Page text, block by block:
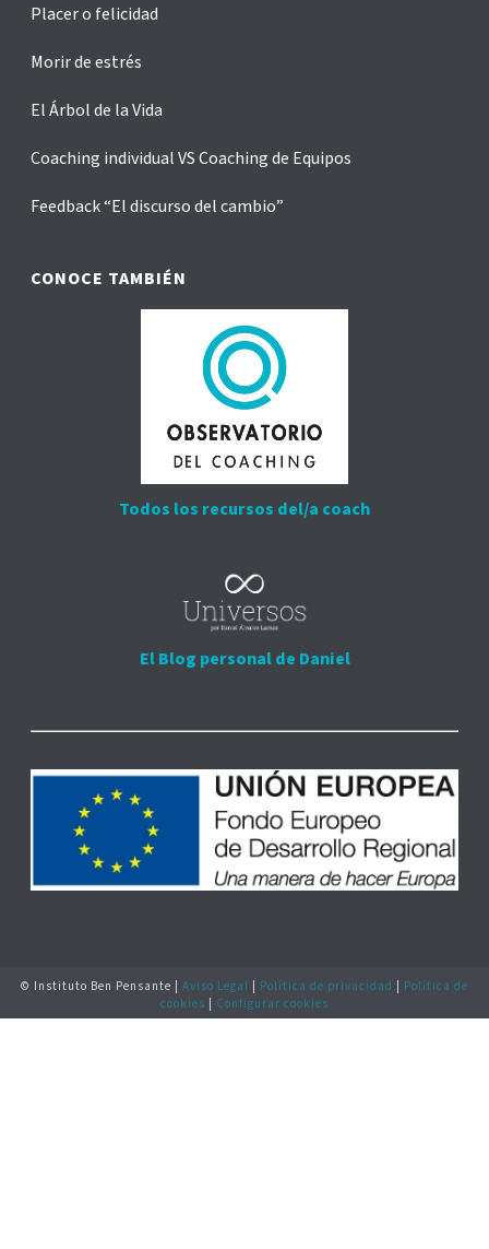
Placer o felicidad
Morir de estrés
El Árbol de la Vida
Coaching individual VS Coaching de Equipos
Feedback “El discurso del cambio”
CONOCE TAMBIÉN
Todos los recursos del/a coach
El Blog personal de Daniel
© Instituto Ben Pensante | Aviso Legal Política de privacidad
Política de
cookies
Configurar cookies